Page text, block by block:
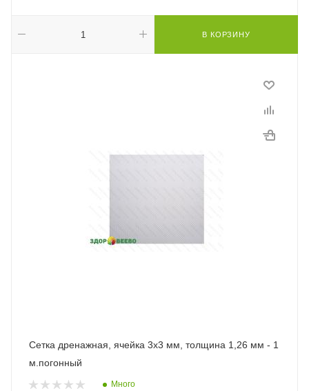
В КОРЗИНУ
Сетка дренажная, ячейка 3х3 мм, толщина 1,26 мм - 1
м.погонный
Много